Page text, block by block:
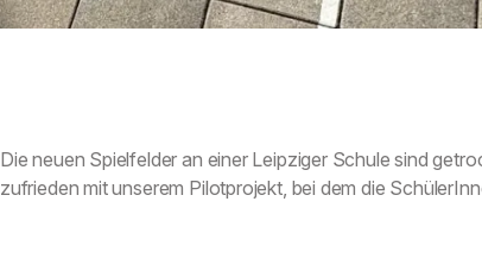
Die neuen Spielfelder an einer Leipziger Schule sind
zufrieden mit unserem Pilotprojekt, bei dem die